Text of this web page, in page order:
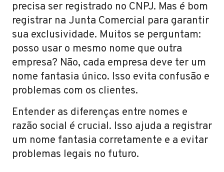
precisa ser registrado no CNPJ. Mas é bom
registrar na Junta Comercial para garantir
sua exclusividade. Muitos se perguntam:
posso usar o mesmo nome que outra
empresa? Não, cada empresa deve ter um
nome fantasia único. Isso evita confusão e
problemas com os clientes.
Entender as diferenças entre nomes e
razão social é crucial. Isso ajuda a registrar
um nome fantasia corretamente e a evitar
problemas legais no futuro.